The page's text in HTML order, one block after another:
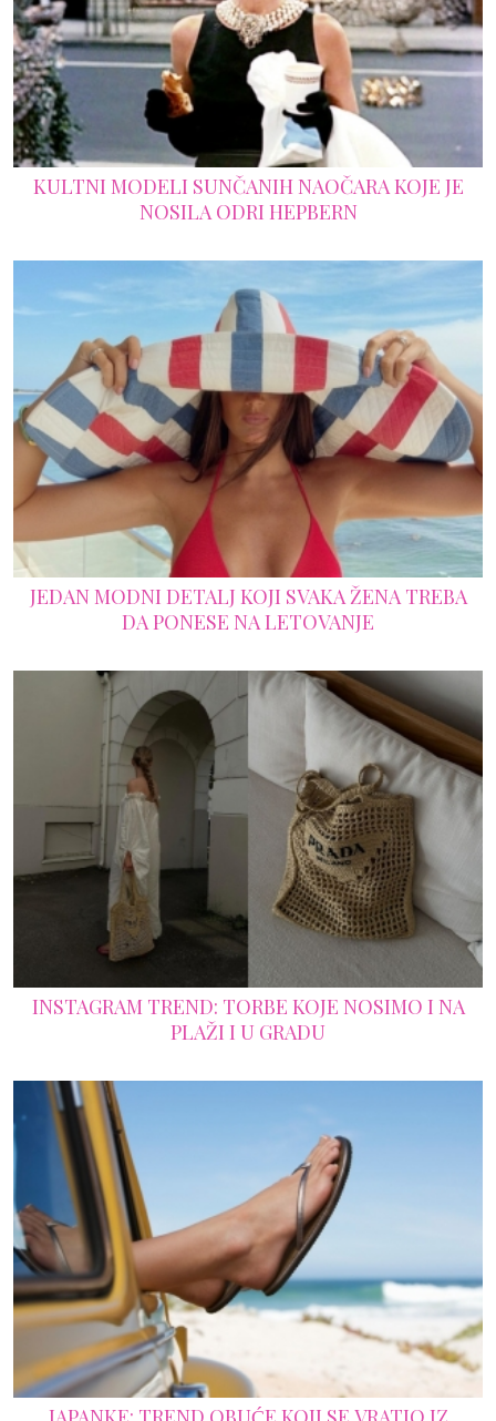
KULTNI MODELI SUNČANIH NAOČARA KOJE JE
NOSILA ODRI HEPBERN
JEDAN MODNI DETALJ KOJI SVAKA ŽENA TREBA
DA PONESE NA LETOVANJE
INSTAGRAM TREND: TORBE KOJE NOSIMO I NA
PLAŽI I U GRADU